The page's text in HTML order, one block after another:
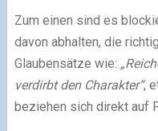
Zum einen sind es
davon abhalten, die
Glaubensätze wie:
verdirbt den Charakter“,
beziehen sich direkt auf